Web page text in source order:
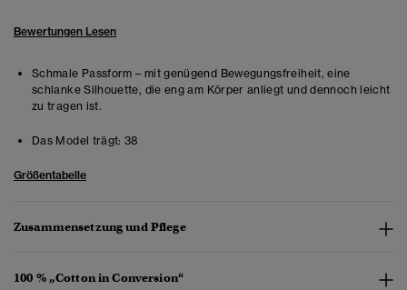
Bewertungen Lesen
Schmale Passform – mit genügend Bewegungsfreiheit, eine
schlanke Silhouette, die eng am Körper anliegt und dennoch leicht
zu tragen ist.
Das Model trägt: 38
Größentabelle
Zusammensetzung und Pflege
100 % „Cotton in Conversion“